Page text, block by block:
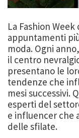
La Fashion
appuntamenti
moda. Ogni
il centro
presentano le
tendenze che
mesi successivi.
esperti del
e influencer che
delle sfilate.